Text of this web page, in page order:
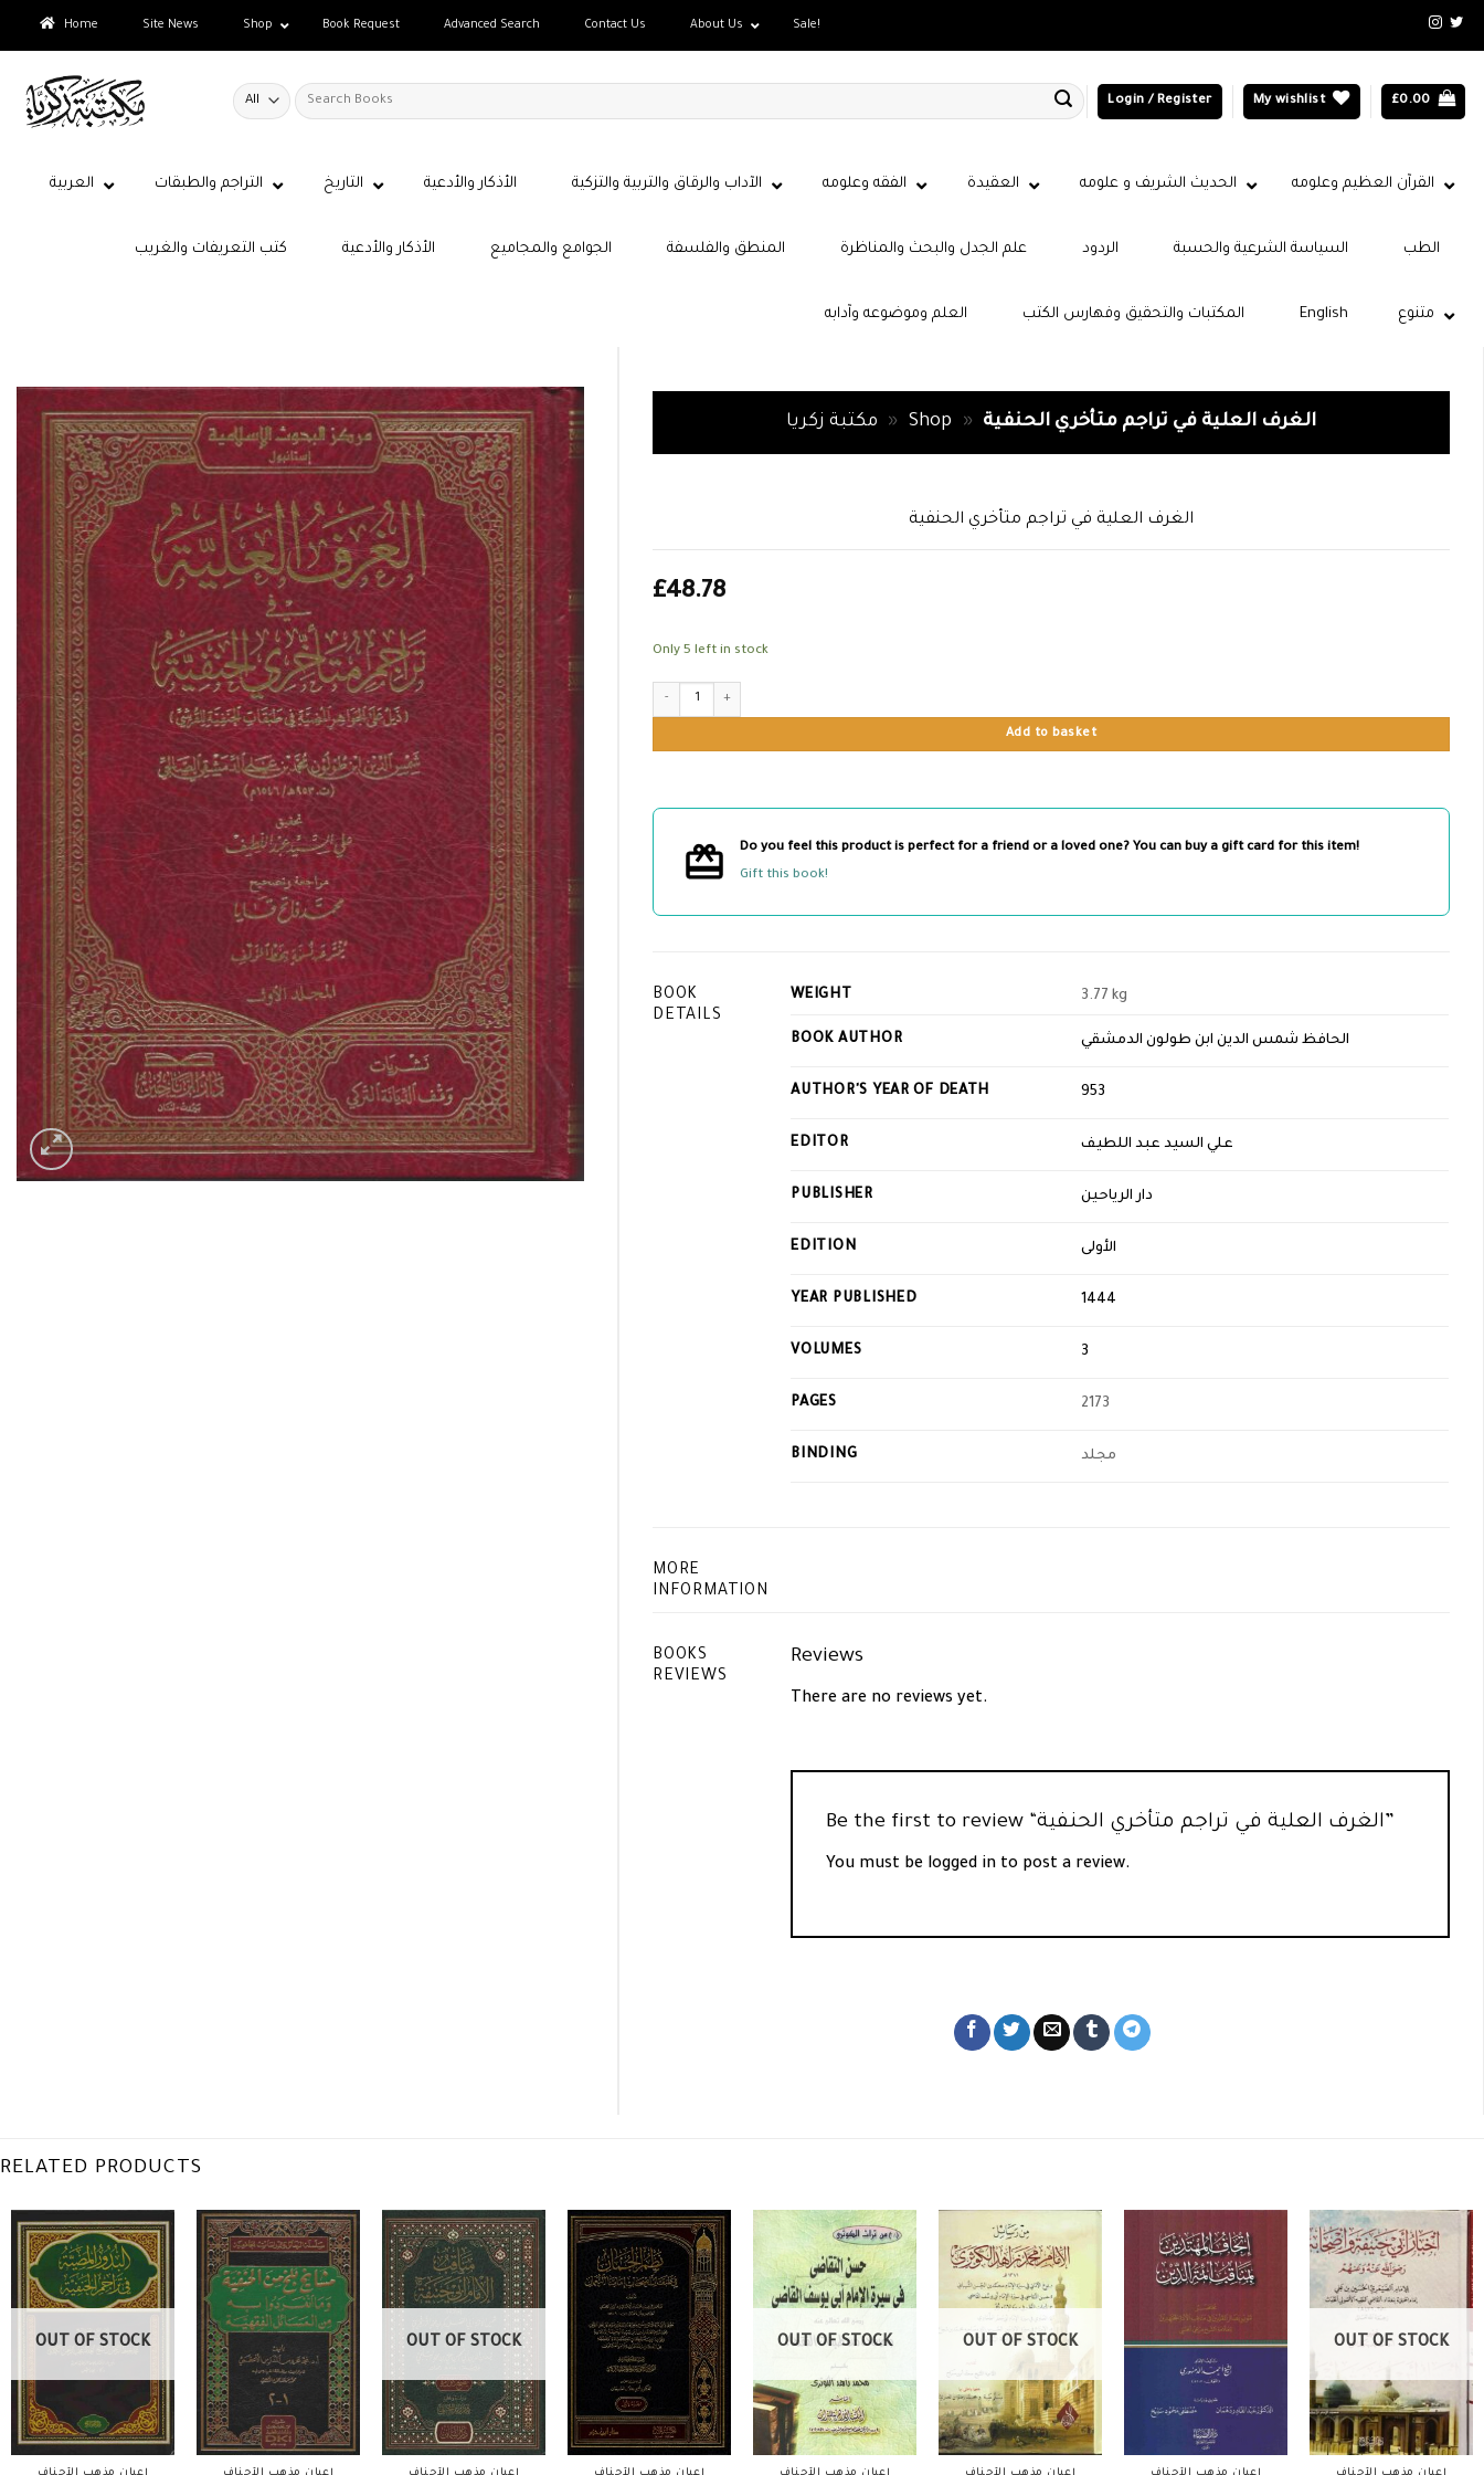
Home Site News Shop Book Request Advanced Search Contact Us About Us Sale!
Search
for:
Login / Register My wishlist £0.00
القرآن العظيم وعلومه الحديث الشريف و علومه العقيدة الفقه وعلومه الآداب والرقاق والتربية والتزكية الأذكار والأدعية التاريخ التراجم والطبقات العربية
كتب التعريفات والغريب الأذكار والأدعية الجوامع والمجاميع المنطق والفلسفة علم الجدل والبحث والمناظرة الردود السياسة الشرعية والحسبة الطب
العلم وموضوعه وآدابه المكتبات والتحقيق وفهارس الكتب متنوع English
مكتبة زكريا » Shop » الغرف العلية في تراجم متأخري الحنفية
الغرف العلية في تراجم متأخري الحنفية
£48.78
Only 5 left in stock
Add to basket
Do you feel this product is perfect for a friend or a loved one? You can buy a gift card for this item!
Gift this book!
BOOK
DETAILS
WEIGHT 3.77 kg
BOOK AUTHOR الحافظ شمس الدين ابن طولون الدمشقي
AUTHOR'S YEAR OF DEATH 953
EDITOR علي السيد عبد اللطيف
PUBLISHER دار الرياحين
EDITION الأولى
YEAR PUBLISHED 1444
VOLUMES 3
PAGES 2173
BINDING مجلد
MORE
INFORMATION
BOOKS
REVIEWS
Reviews
There are no reviews yet.
Be the first to review “الغرف العلية في تراجم متأخري الحنفية”
You must be logged in to post a review.
RELATED PRODUCTS
OUT OF STOCK OUT OF STOCK OUT OF STOCK OUT OF STOCK OUT OF STOCK